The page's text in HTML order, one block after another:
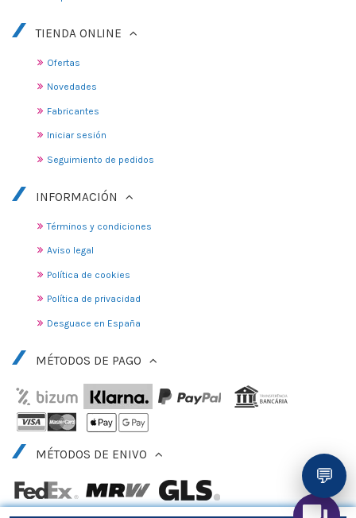
TIENDA ONLINE
Ofertas
Novedades
Fabricantes
Iniciar sesión
Seguimiento de pedidos
INFORMACIÓN
Términos y condiciones
Aviso legal
Política de cookies
Política de privacidad
Desguace en España
MÉTODOS DE PAGO
MÉTODOS DE ENIVO
💬